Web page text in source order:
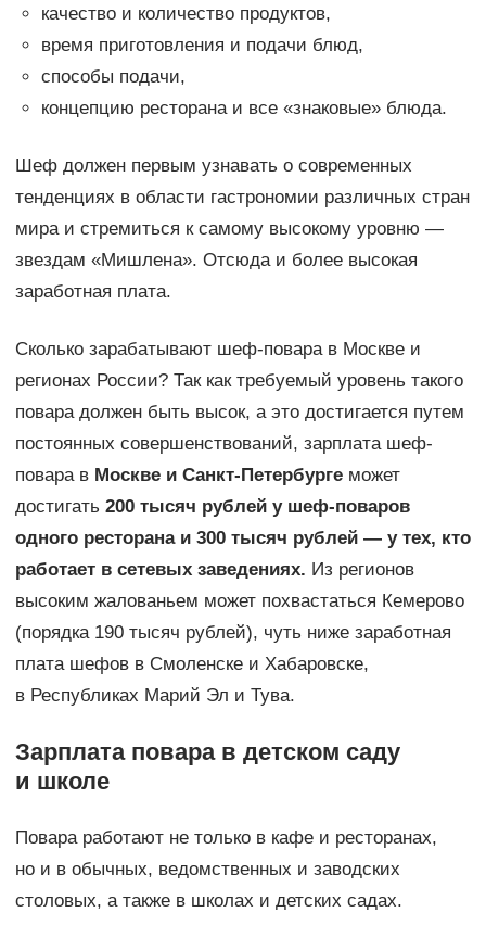
качество и количество продуктов,
время приготовления и подачи блюд,
способы подачи,
концепцию ресторана и все «знаковые» блюда.
Шеф должен первым узнавать о современных
тенденциях в области гастрономии различных стран
мира и стремиться к самому высокому уровню —
звездам «Мишлена». Отсюда и более высокая
заработная плата.
Сколько зарабатывают шеф-повара в Москве и
регионах России? Так как требуемый уровень такого
повара должен быть высок, а это достигается путем
постоянных совершенствований, зарплата шеф-
повара в Москве и Санкт-Петербурге может
достигать 200 тысяч рублей у шеф-поваров
одного ресторана и 300 тысяч рублей — у тех, кто
работает в сетевых заведениях. Из регионов
высоким жалованьем может похвастаться Кемерово
(порядка 190 тысяч рублей), чуть ниже заработная
плата шефов в Смоленске и Хабаровске,
в Республиках Марий Эл и Тува.
Зарплата повара в детском саду
и школе
Повара работают не только в кафе и ресторанах,
но и в обычных, ведомственных и заводских
столовых, а также в школах и детских садах.